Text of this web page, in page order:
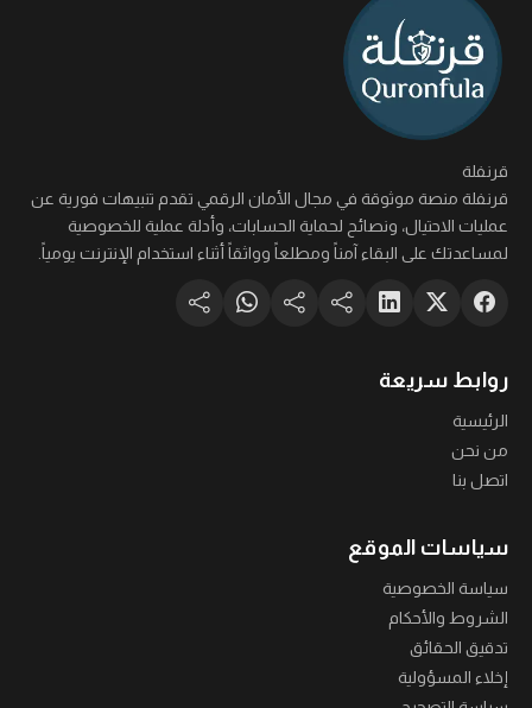
قرنفلة
قرنفلة منصة موثوقة في مجال الأمان الرقمي تقدم تنبيهات فورية عن
عمليات الاحتيال، ونصائح لحماية الحسابات، وأدلة عملية للخصوصية
لمساعدتك على البقاء آمناً ومطلعاً وواثقاً أثناء استخدام الإنترنت يومياً.
روابط سريعة
الرئيسية
من نحن
اتصل بنا
سياسات الموقع
سياسة الخصوصية
الشروط والأحكام
تدقيق الحقائق
إخلاء المسؤولية